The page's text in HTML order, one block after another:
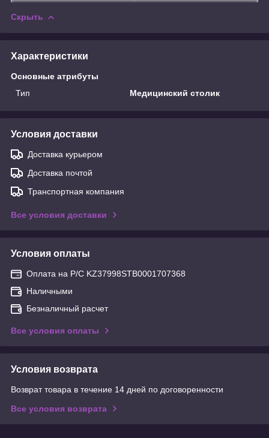
Скрыть
Характеристики
Основные атрибуты
Тип
Медицинский столик
Условия доставки
Доставка курьером
Доставка почтой
Транспортная компания
Все условия доставки
Условия оплаты
Оплата на Р/С KZ37998STB0001707368
Наличными
Безналичный расчет
Все условия оплаты
Условия возврата
Возврат товара в течение 14 дней по договоренности
Все условия возврата